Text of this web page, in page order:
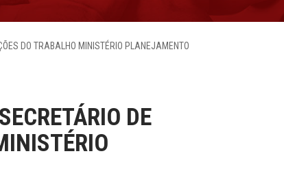
DO TRABALHO MINISTÉRIO PLANEJAMENTO
DE